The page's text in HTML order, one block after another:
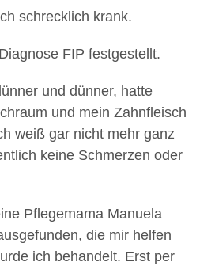
schrecklich krank.
FIP festgestellt.
und dünner, hatte
und mein Zahnfleisch
weiß gar nicht mehr ganz
keine Schmerzen oder
Pflegemama Manuela
die mir helfen
ich behandelt. Erst per